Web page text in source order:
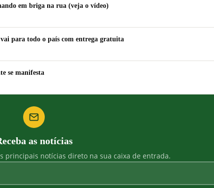
em briga na rua (veja o vídeo)
para todo o país com entrega gratuita
se manifesta
as notícias
principais notícias direto na sua caixa de entrada.